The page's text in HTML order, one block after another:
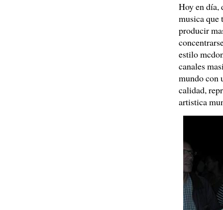
Hoy en día,
musica que
producir
estilo
canales
mundo con
calidad,
artistica